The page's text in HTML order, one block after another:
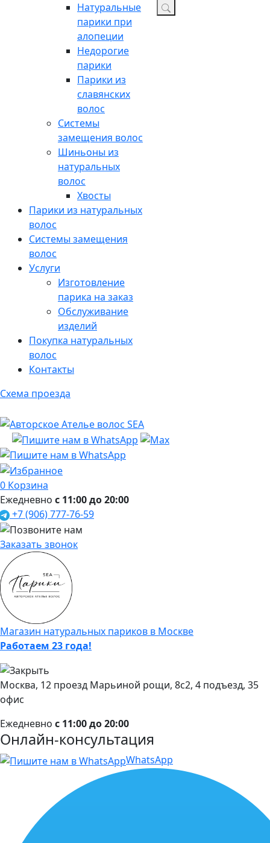
Натуральные
парики при
алопеции
Недорогие
парики
Парики из
славянских
волос
Системы
замещения волос
Шиньоны из
натуральных
волос
Хвосты
Парики из натуральных
волос
Системы замещения
волос
Услуги
Изготовление
парика на заказ
Обслуживание
изделий
Покупка натуральных
волос
Контакты
Схема проезда
0 Корзина
Ежедневно с 11:00 до 20:00
+7 (906) 777-76-59
Заказать звонок
Магазин натуральных париков в Москве
Работаем 23 года!
Москва, 12 проезд Марьиной рощи, 8с2, 4 подъезд, 35
офис
Ежедневно с 11:00 до 20:00
Онлайн-консультация
WhatsApp